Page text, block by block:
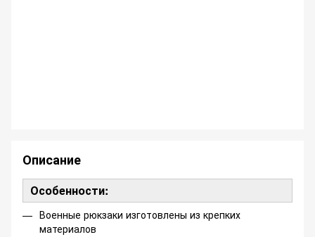
Описание
Особенности:
Военные рюкзаки изготовлены из крепких
материалов